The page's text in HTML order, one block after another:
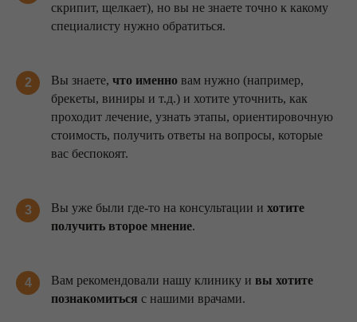
скрипит, щелкает), но вы не знаете точно к какому
специалисту нужно обратиться.
2 Вы знаете, что именно вам нужно (например,
брекеты, виниры и т.д.) и хотите уточнить, как
проходит лечение, узнать этапы, ориентировочную
стоимость, получить ответы на вопросы, которые
вас беспокоят.
3 Вы уже были где-то на консультации и хотите
получить второе мнение.
4 Вам рекомендовали нашу клинику и вы хотите
познакомиться с нашими врачами.